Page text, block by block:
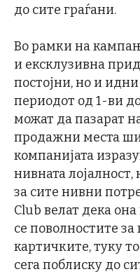
до сите граѓани.
Во рамки на
и ексклузивна
постојни, но и
периодот од 1-ви
можат да пазарат
продажни места
компанијата
нивната лојалност,
за сите нивни
Club велат дека
се поволностите
картичките, туку
сега поблиску до